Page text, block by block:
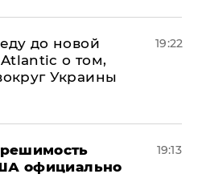
до новой
о том,
Украины
19:22
официально
19:13